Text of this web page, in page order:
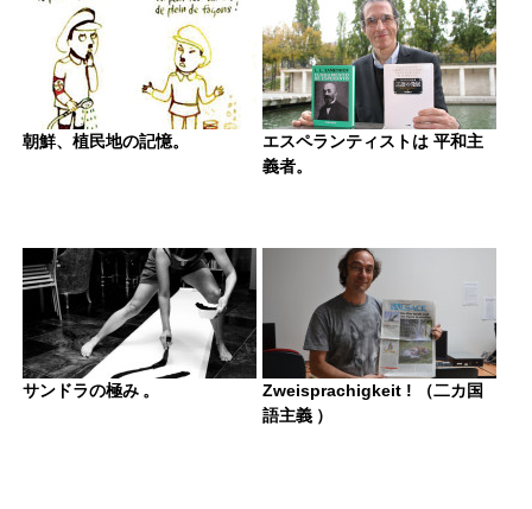
朝鮮、植民地の記憶。
エスペランティストは 平和主
義者。
サンドラの極み 。
Zweisprachigkeit ! （二カ国
語主義 ）